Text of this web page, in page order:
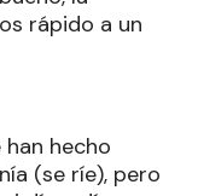
rápido a un
hecho
(se ríe), pero